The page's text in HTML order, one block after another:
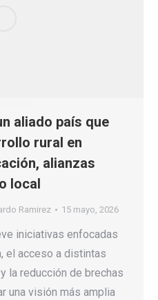
aliado país que
rural en
alianzas
local
Ramirez 15 mayo, 2026
iniciativas enfocadas
el acceso a distintas
la reducción de brechas
una visión más amplia